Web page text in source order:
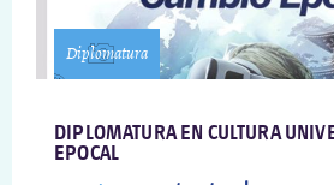
Diplomatura
DIPLOMATURA EN CULTURA
EPOCAL